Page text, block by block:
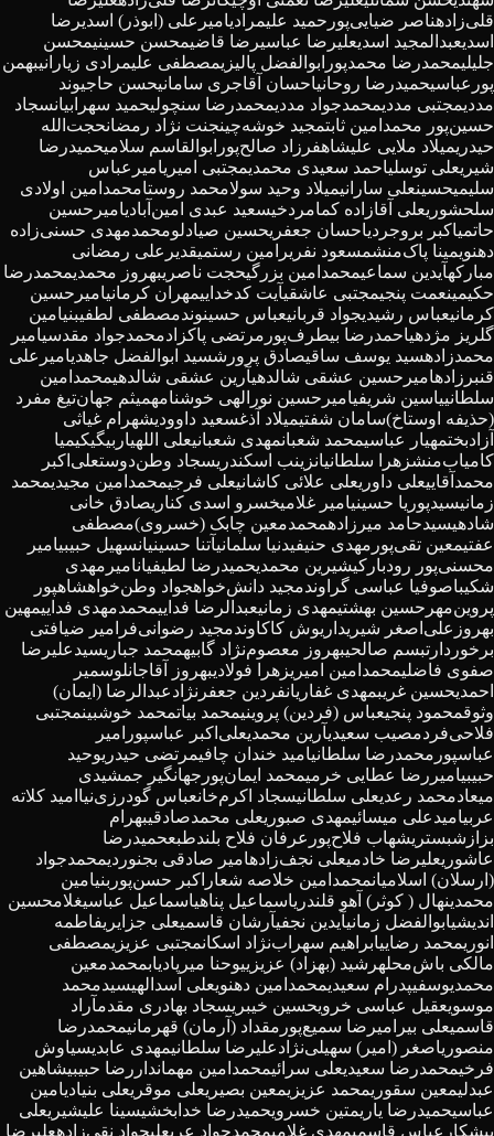
قلی‌زادهناصر ضیایی‌پور حمید علیمرادیامیرعلی (ابوذر) اسدیرضا
اسدیعبدالمجید اسدیعلیرضا عباسیرضا قاضیمحسن حسینیمحسن
جلیلیمحمدرضا محمدپور ابوالفضل پالیزیمصطفی علیمرادی زیارانیبهمن
پورعباسیحمیدرضا روحانیاحسان آقاجری سامانیحسن حاجیوند
مددیمجتبی مددیمحمدجواد مددیمحمدرضا سنچولیحمید سهرابیانسجاد
حسین‌پور محمدامین ثابتمجید خوشه‌چینجنت‌ نژاد رمضانحجت‌الله
حیدریمیلاد ملایی علیشاهفرزاد صالح‌پور ابوالقاسم سلامیحمیدرضا
شیریعلی توسلیاحمد سعیدی محمدیمجتبی امیریامیرعباس
سلیمیحسینعلی سارانیمیلاد وحید سولامحمد روستامحمدامین اولادی
سلحشوریعلی آقازاده کمامردخیسعید عبدی امین‌آبادیامیرحسین
حاتمیاکبر بروجردیاحسان جعفریحسین صیادلومحمدمهدی حسنی‌زاده
دهنویمینا پاک‌منشمسعود نفریرامین رستمیقدیرعلی رمضانی
مبارکهآیدین سماعیمحمدامین بزرگیحجت ناصریبهروز محمدیمحمدرضا
حکیمینعمت پنجیمجتبی عاشقیآیت کدخداییمهران کرمانیامیرحسین
کرمانیعباس رشیدیجواد قربانیعباس حسینوندمصطفی لطفیبنیامین
گلریز مژدهیاحمدرضا بیطرف‌پور مرتضی پاکزادمحمدجواد مقدسیامیر
محمدزادهسید یوسف ساقیصادق پرورشسید ابوالفضل جاهدیامیرعلی
قنبرزادهامیرحسین عشقی شالدهیآرین عشقی شالدهیمحمدامین
سلطانییاسین شریفیامیرحسین نورالهی خوشنامهمیثم جهان‌تیغ مفرد
(حذیفه اوستاخ)سامان شفتیمیلاد آذغسعید داوودیشهرام غیاثی
آزادبختمهیار عباسیمحمد شعبانمهدی شعبانیعلی‌ اللهیاربیگیکیمیا
کامیاب‌منشزهرا سلطانیانزینب اسکندریسجاد وطن‌دوستعلی‌اکبر
محمدآقاییعلی داوریعلی علائی کاشانیعلی فرجیمحمدامین مجیدیمحمد
زمانیسیدپوریا حسینیامیر غلامیخسرو اسدی کناریصادق خانی
شادهیسیدحامد میرزادهمحمدمعین چابک (خسروی)مصطفی
عفتیمعین تقی‌پور مهدی حنیفیدنیا سلمانیآتنا حسینیانسهیل حبیبیامیر
محسنی‌پور رودبارکیشیرین محمدیحمیدرضا لطیفیانامیرمهدی
شکیباصوفیا عباسی گراوندمجید دانش‌خواهجواد وطن‌خواهشاهپور
پروین‌مهر حسین بهشتیمهدی زمانیعبدالرضا فداییمحمدمهدی فداییمهین
بهروز علی‌اصغر شیریداریوش کاکاوندمجید رضوانی‌فر امیر ضیافتی
برخوردار تبسم صالحیبهروز معصوم‌نژاد گابیهمحمد جباریسیدعلیرضا
صفوی فاضلیمحمدامین امیریزهرا فولادیبهروز آقاجانلوسمیر
احمدیحسین غریبمهدی غفاریانفردین جعفرنژادعبدالرضا (ایمان)
وثوقمحمود پنجیعباس (فردین) پروینیمحمد بیاتمحمد خوشبینمجتبی
فلاحی‌فردمصیب سعیدیآرین محمدیعلی‌اکبر عباسپور امیر
عباسپور محمدرضا سلطانیامید خندان چافیمرتضی حیدریوحید
حبیبیامیررضا عطایی خرمیمحمد ایمان‌پور جهانگیر جمشیدی
میعادمحمد رعدیعلی سلطانیسجاد اکرم‌خانعباس گودرزی‌نیا امید کلاته
عربیامیدعلی میسائیمهدی صبوریعلی محمدصادقیبهرام
بزازشبستریشهاب فلاح‌پور عرفان فلاح بلندطبعحمیدرضا
عاشوریعلیرضا خادمیعلی نجف‌زادهامیر صادقی بجنوردیمحمدجواد
(ارسلان) اسلامیانمحمدامین خلاصه شعار اکبر حسن‌پور بنیامین
محمدینهال ( کوثر) آهو قلندریاسماعیل پناهیاسماعیل عباسیغلامحسین
اندیشیابوالفضل زمانیآیدین نجفیآرشان قاسمیعلی جزایریفاطمه
انوریمحمد رضاییابراهیم سهراب‌نژاد اسکانمجتبی عزیزیمصطفی
مالکی باش‌محلهرشید (بهزاد) عزیزییوحنا میرپادیابمحمدمعین
محمدیوسفیپدرام سعیدیمحمدامین دهنویعلی اسدالهیسیدمحمد
موسویعقیل عباسی خرویحسین خیبریسجاد بهادری مقدمآراد
قاسمیعلی بیرامیرضا سمیع‌پور مقداد (آرمان) قهرمانیمحمدرضا
منصوریاصغر (امیر) سهیلی‌نژادعلیرضا سلطانیمهدی عابدیسیاوش
فرخیمحمدرضا سعیدیعلی سرائیمحمدامین مهماندار رضا حبیبیشاهین
عبدلیمعین سقوریمحمد عزیزیمعین بصیریعلی موقریعلی بنیادیامین
عباسیحمیدرضا یاریمتین خسرویحمیدرضا خدابخشیسینا علیشیریعلی
پیشکار عباس قاسمیمهدی غلامیمحمدجواد عربعلیجواد نقی‌زادهعلیرضا